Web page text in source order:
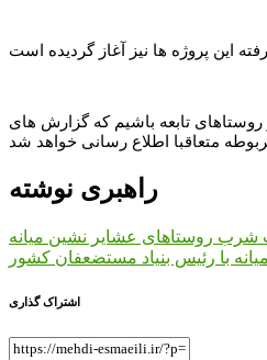
روستاهای تابعه باشیم که گزارش های
راهبری نوشته
با رئیس بنیاد مستضعفان کشور
اشتراک گذاری